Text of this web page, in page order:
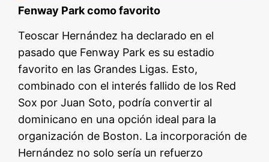
Fenway Park como favorito
Teoscar Hernández ha declarado en el
pasado que Fenway Park es su estadio
favorito en las Grandes Ligas. Esto,
combinado con el interés fallido de los Red
Sox por Juan Soto, podría convertir al
dominicano en una opción ideal para la
organización de Boston. La incorporación de
Hernández no solo sería un refuerzo